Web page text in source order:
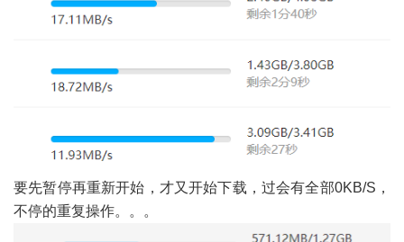
要先暂停再重新开始，才又开始下载，过会有全部0KB/S，
不停的重复操作。。。